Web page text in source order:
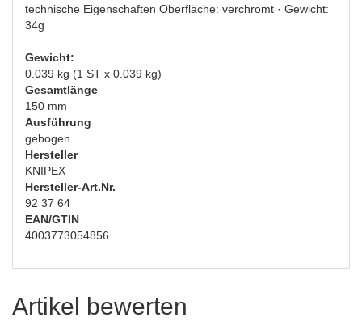
technische Eigenschaften Oberfläche: verchromt · Gewicht:
34g
Gewicht:
0.039 kg (1 ST x 0.039 kg)
Gesamtlänge
150 mm
Ausführung
gebogen
Hersteller
KNIPEX
Hersteller-Art.Nr.
92 37 64
EAN/GTIN
4003773054856
Artikel bewerten